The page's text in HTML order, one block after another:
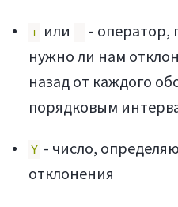
+ или - - оператор,
нужно ли нам
назад от каждого
порядковым
Y - число,
отклонения